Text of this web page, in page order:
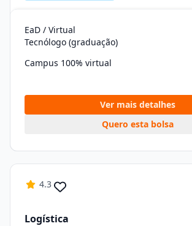
EaD / Virtual
Tecnólogo (graduação)
Campus 100% virtual
Ver mais detalhes
Quero esta bolsa
4.3
Logística